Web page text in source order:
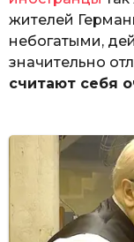
жителей
небогатыми,
значительно
считают себя